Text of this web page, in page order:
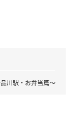
川駅・お弁当篇～